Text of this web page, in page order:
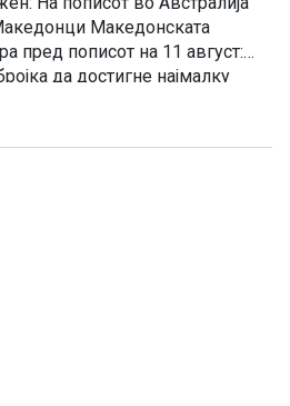
Македонската
пред пописот на 11 август:
да достигне најмалку
потекло „Во графата за
што го зборувате дома